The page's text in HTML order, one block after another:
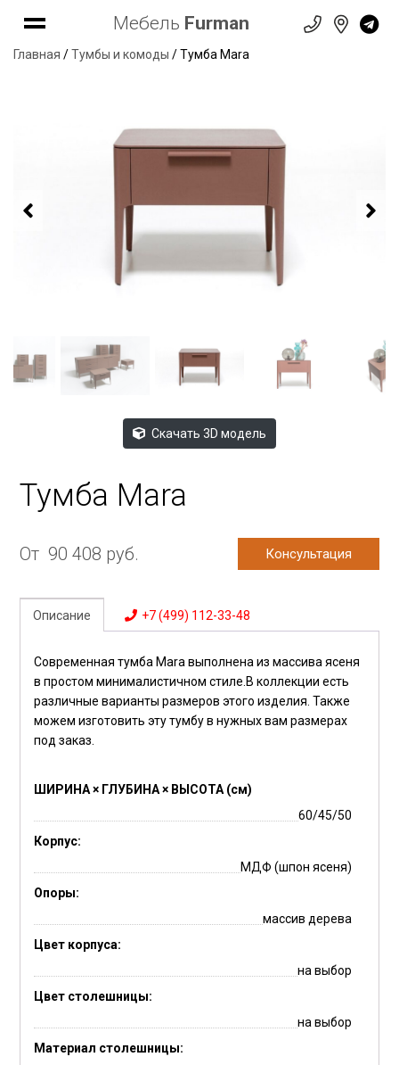
Мебель Furman
Главная /Тумбы и комоды / Тумба Mara
Скачать 3D модель
Тумба Mara
От 90 408 руб. Консультация
Описание +7 (499) 112-33-48
Современная тумба Mara выполнена из массива ясеня
в простом минималистичном стиле.В коллекции есть
различные варианты размеров этого изделия. Также
можем изготовить эту тумбу в нужных вам размерах
под заказ.
ШИРИНА × ГЛУБИНА × ВЫСОТА (см)
60/45/50
Корпус:
МДФ (шпон ясеня)
Опоры:
массив дерева
Цвет корпуса:
на выбор
Цвет столешницы:
на выбор
Материал столешницы: